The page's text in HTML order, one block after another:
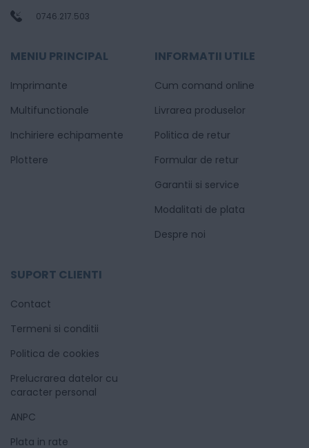
0746.217.503
MENIU PRINCIPAL
Imprimante
Multifunctionale
Inchiriere echipamente
Plottere
INFORMATII UTILE
Cum comand online
Livrarea produselor
Politica de retur
Formular de retur
Garantii si service
Modalitati de plata
Despre noi
SUPORT CLIENTI
Contact
Termeni si conditii
Politica de cookies
Prelucrarea datelor cu
caracter personal
ANPC
Plata in rate